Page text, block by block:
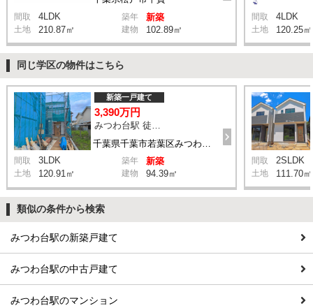
間取 4LDK 築年 新築
土地 210.87㎡ 建物 102.89㎡
間取 4LDK
土地 120.25㎡
同じ学区の物件はこちら
新築一戸建て
3,390万円
みつわ台駅 徒歩15分
間取 3LDK 築年 新築
土地 120.91㎡ 建物 94.39㎡
間取 2SLDK
土地 111.70㎡
類似の条件から検索
みつわ台駅の新築戸建て
みつわ台駅の中古戸建て
みつわ台駅のマンション